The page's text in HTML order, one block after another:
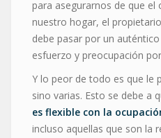
para asegurarnos de que el
nuestro hogar, el
debe pasar por un
esfuerzo y preocupación
Y lo peor de todo es que le
sino varias. Esto se debe a
es flexible con la
incluso aquellas que son la